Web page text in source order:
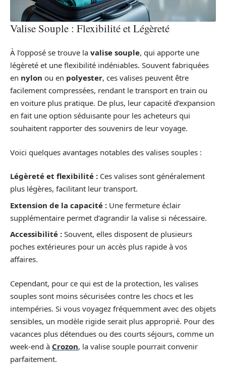
Valise Souple : Flexibilité et Légèreté
À l’opposé se trouve la valise souple, qui apporte une
légèreté et une flexibilité indéniables. Souvent fabriquées
en nylon ou en polyester, ces valises peuvent être
facilement compressées, rendant le transport en train ou
en voiture plus pratique. De plus, leur capacité d’expansion
en fait une option séduisante pour les acheteurs qui
souhaitent rapporter des souvenirs de leur voyage.
Voici quelques avantages notables des valises souples :
Légèreté et flexibilité : Ces valises sont généralement
plus légères, facilitant leur transport.
Extension de la capacité : Une fermeture éclair
supplémentaire permet d’agrandir la valise si nécessaire.
Accessibilité : Souvent, elles disposent de plusieurs
poches extérieures pour un accès plus rapide à vos
affaires.
Cependant, pour ce qui est de la protection, les valises
souples sont moins sécurisées contre les chocs et les
intempéries. Si vous voyagez fréquemment avec des objets
sensibles, un modèle rigide serait plus approprié. Pour des
vacances plus détendues ou des courts séjours, comme un
week-end à Crozon, la valise souple pourrait convenir
parfaitement.